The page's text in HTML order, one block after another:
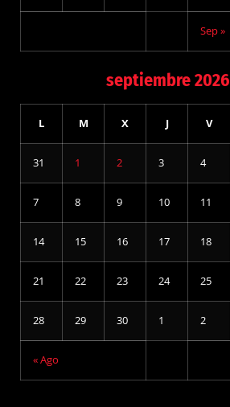
Sep »
septiembre 2026
« Ago
L M X J V
31 1 2 3 4
7 8 9 10 11
14 15 16 17 18
21 22 23 24 25
28 29 30 1 2